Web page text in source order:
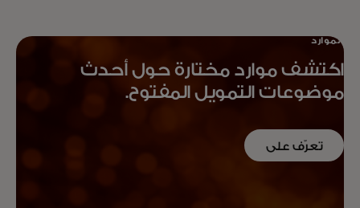
الموارد
اكتشف موارد مختارة حول أحدث
موضوعات التمويل المفتوح.
تعرّف على